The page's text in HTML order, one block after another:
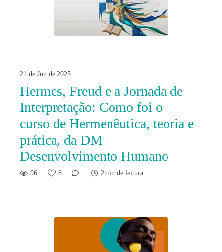
21 de Jun de 2025
Hermes, Freud e a Jornada de
Interpretação: Como foi o
curso de Hermenêutica, teoria e
prática, da DM
Desenvolvimento Humano
96 8 2min de leitura